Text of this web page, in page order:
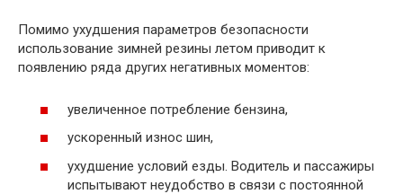
Помимо ухудшения параметров безопасности
использование зимней резины летом приводит к
появлению ряда других негативных моментов:
увеличенное потребление бензина,
ускоренный износ шин,
ухудшение условий езды. Водитель и пассажиры
испытывают неудобство в связи с постоянной